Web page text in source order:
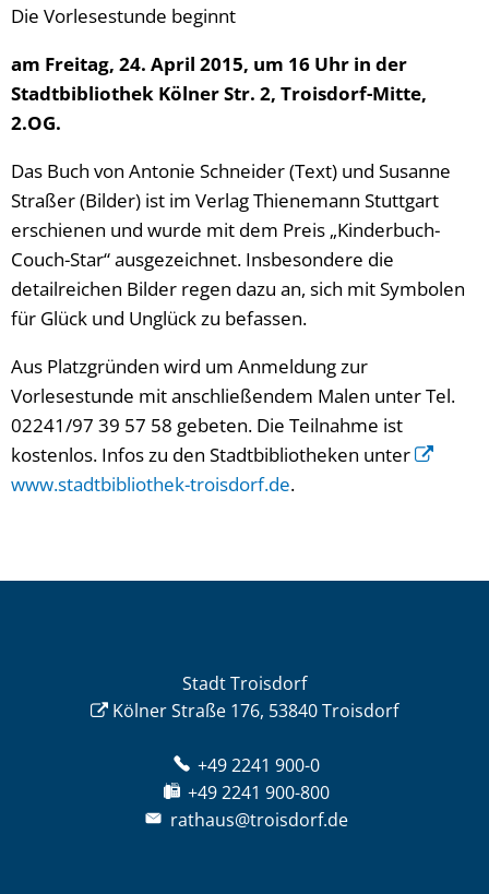
Die Vorlesestunde beginnt
am Freitag, 24. April 2015, um 16 Uhr in der
Stadtbibliothek Kölner Str. 2, Troisdorf-Mitte,
2.OG.
Das Buch von Antonie Schneider (Text) und Susanne
Straßer (Bilder) ist im Verlag Thienemann Stuttgart
erschienen und wurde mit dem Preis „Kinderbuch-
Couch-Star“ ausgezeichnet. Insbesondere die
detailreichen Bilder regen dazu an, sich mit Symbolen
für Glück und Unglück zu befassen.
Aus Platzgründen wird um Anmeldung zur
Vorlesestunde mit anschließendem Malen unter Tel.
02241/97 39 57 58 gebeten. Die Teilnahme ist
kostenlos. Infos zu den Stadtbibliotheken unter
www.stadtbibliothek-troisdorf.de.
Stadt Troisdorf
Kölner Straße 176, 53840 Troisdorf
+49 2241 900-0
+49 2241 900-800
rathaus@troisdorf.de